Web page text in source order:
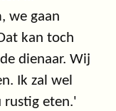
we gaan
kan toch
dienaar. Wij
Ik zal wel
rustig eten.'